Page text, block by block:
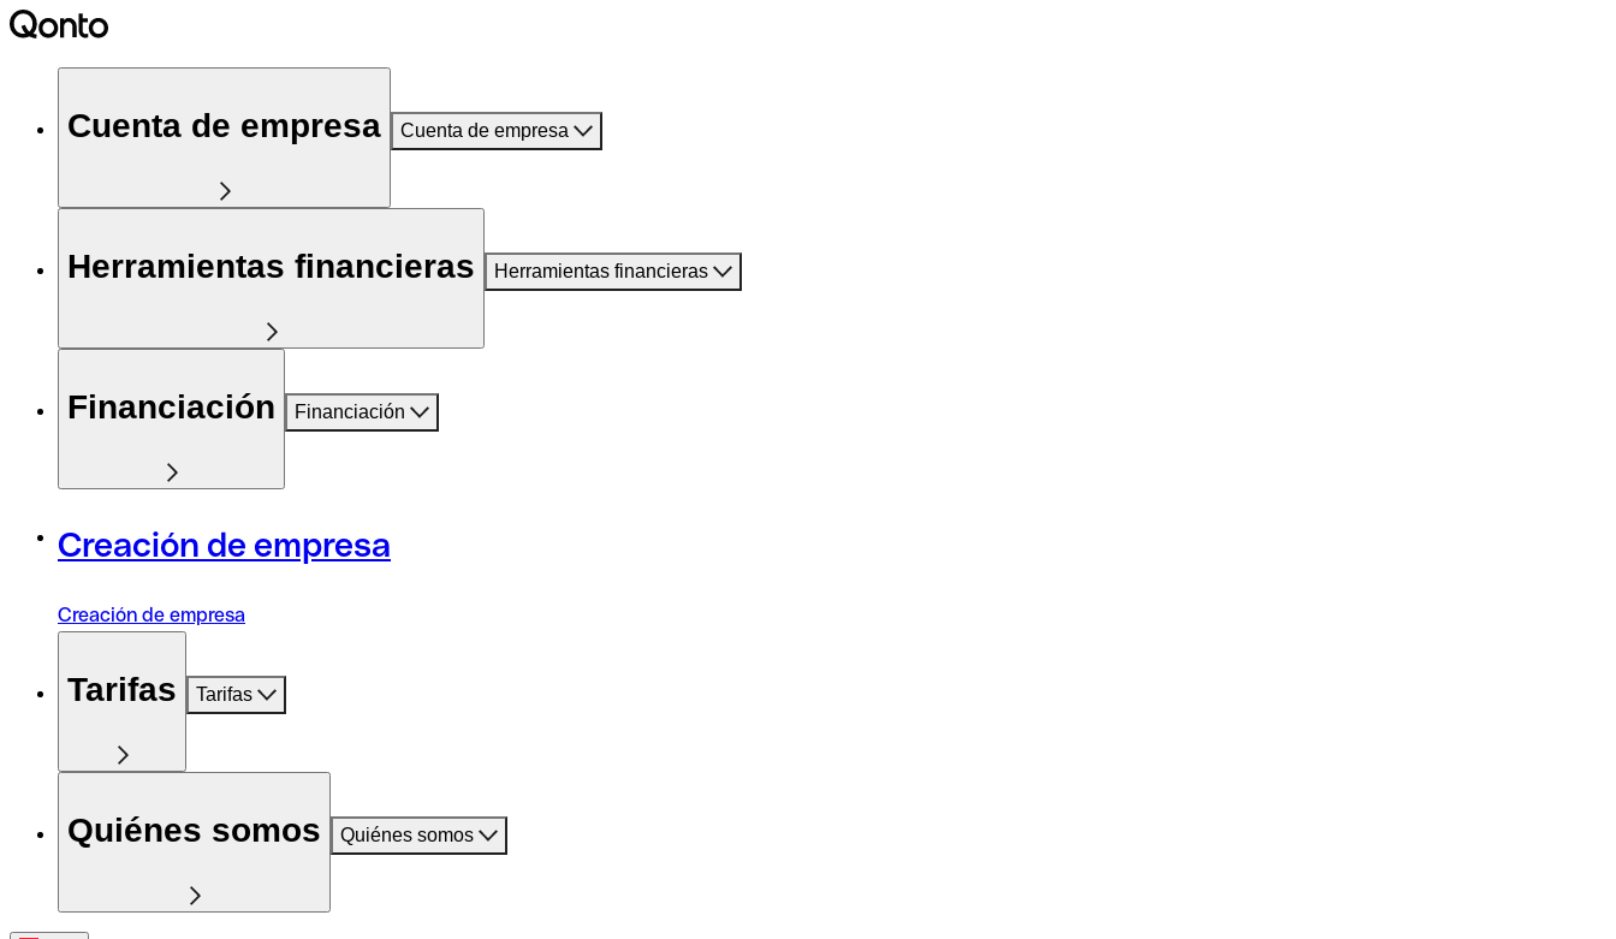
Cuenta de empresa Cuenta de empresa
Herramientas financieras Herramientas financieras
Financiación Financiación
Creación de empresa
Creación de empresa
Tarifas Tarifas
Quiénes somos Quiénes somos